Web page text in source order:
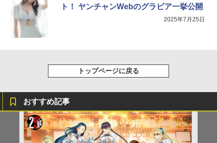
ト！ ヤンチャンWebのグラビア一挙公開
2025年7月25日
トップページに戻る
おすすめ記事